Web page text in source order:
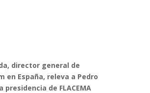
director general de
en España, releva a Pedro
presidencia de FLACEMA